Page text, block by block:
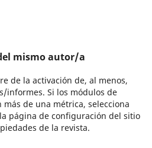
mismo autor/a
de la activación de, al menos,
informes. Si los módulos de
de una métrica, selecciona
página de configuración del sitio
de la revista.